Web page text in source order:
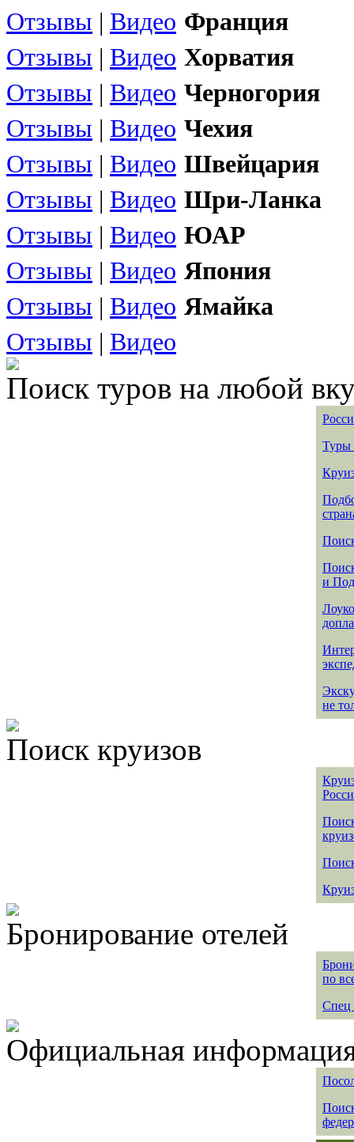
Отзывы | Видео Франция
Отзывы | Видео Хорватия
Отзывы | Видео Черногория
Отзывы | Видео Чехия
Отзывы | Видео Швейцария
Отзывы | Видео Шри-Ланка
Отзывы | Видео ЮАР
Отзывы | Видео Япония
Отзывы | Видео Ямайка
Отзывы | Видео
Поиск туров на любой
Туры
и
не
Поиск круизов
Бронирование отелей
по
Спец
Официальная